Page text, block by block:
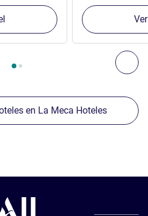
cercanos
cercanos 1 :,
en La Meca Hoteles